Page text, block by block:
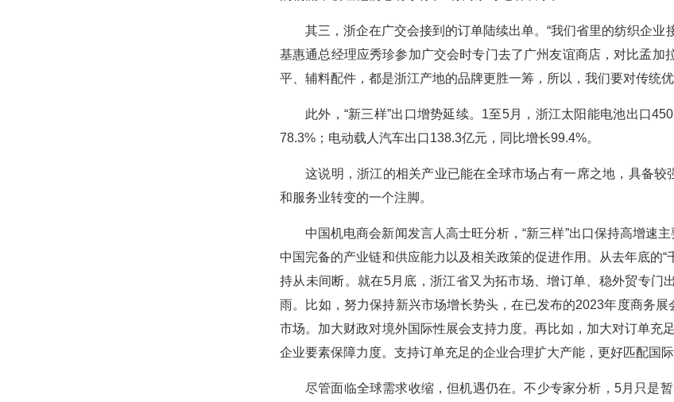
其三，浙企在广交会接到的订单陆续出单。“我们省里的纺织企业
基惠通总经理应秀珍参加广交会时专门去了广州友谊商店，对比孟加
平、辅料配件，都是浙江产地的品牌更胜一筹，所以，我们要对传统优
此外，“新三样”出口增势延续。1至5月，浙江太阳能电池出口
78.3%；电动载人汽车出口138.3亿元，同比增长99.4%。
这说明，浙江的相关产业已能在全球市场占有一席之地，具备
和服务业转变的一个注脚。
中国机电商会新闻发言人高士旺分析，“新三样”出口保持高增速
中国完备的产业链和供应能力以及相关政策的促进作用。从去年底的
持从未间断。就在5月底，浙江省又为拓市场、增订单、稳外贸专
雨。比如，努力保持新兴市场增长势头，在已发布的2023年度商务
市场。加大财政对境外国际性展会支持力度。再比如，加大对订单充
企业要素保障力度。支持订单充足的企业合理扩大产能，更好匹配国际
尽管面临全球需求收缩，但机遇仍在。不少专家分析，5月只是